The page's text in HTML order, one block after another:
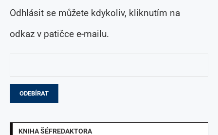
Odhlásit se můžete kdykoliv, kliknutím na
odkaz v patičce e-mailu.
KNIHA ŠÉFREDAKTORA